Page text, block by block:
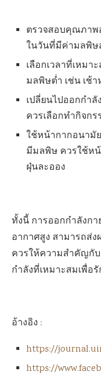
ตรวจสอบคุณภาพ
ในวันที่มีค่ามลพิษ
เลือกเวลาที่เหมา
มลพิษต่ำ เช่น เช้า
เปลี่ยนไปออกกำ
ควรเลือกทำกิจก
ใช้หน้ากากอนามั
มีมลพิษ ควรใช้หน้
ฝุ่นละออง
ทั้งนี้ การออกกำลังก
อากาศสูง สามารถส่
ควรให้ความสำคัญกั
กำลังที่เหมาะสมเพื่อ
อ้างอิง :
https://
https://